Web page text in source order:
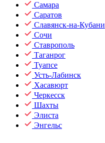
Самара
Саратов
Славянск-на-Кубани
Сочи
Ставрополь
Таганрог
Туапсе
Усть-Лабинск
Хасавюрт
Черкесск
Шахты
Элиста
Энгельс